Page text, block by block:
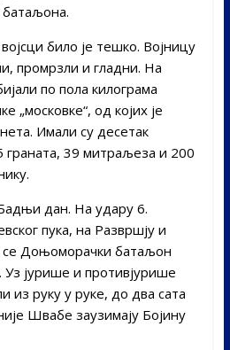
било је тешко. Војницу
промрзли и гладни. На
по пола килограма
„московке“, од којих је
Имали су десетак
граната, 39 митраљеза и 200
дан. На удару 6.
пука, на Развршју и
се Доњоморачки батаљон
јурише и противјурише
из руку у руке, до два сата
Швабе заузимају Бојину